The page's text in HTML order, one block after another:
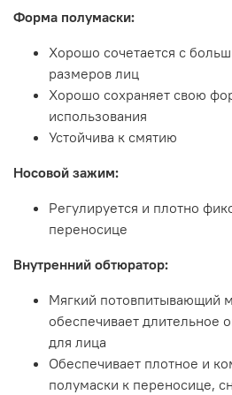
Форма полумаски:
Хорошо сочетается с
размеров лиц
Хорошо сохраняет свою
использования
Устойчива к смятию
Носовой зажим:
Регулируется и плотно
переносице
Внутренний обтюратор:
Мягкий потовпитывающий
обеспечивает длительное
для лица
Обеспечивает плотное и
полумаски к переносице,